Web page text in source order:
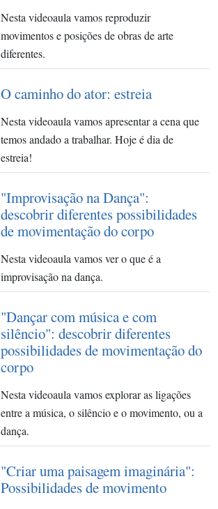
Nesta videoaula vamos reproduzir
movimentos e posições de obras de arte
diferentes.
O caminho do ator: estreia
Nesta videoaula vamos apresentar a cena que
temos andado a trabalhar. Hoje é dia de
estreia!
"Improvisação na Dança":
descobrir diferentes possibilidades
de movimentação do corpo
Nesta videoaula vamos ver o que é a
improvisação na dança.
"Dançar com música e com
silêncio": descobrir diferentes
possibilidades de movimentação do
corpo
Nesta videoaula vamos explorar as ligações
entre a música, o silêncio e o movimento, ou a
dança.
"Criar uma paisagem imaginária":
Possibilidades de movimento